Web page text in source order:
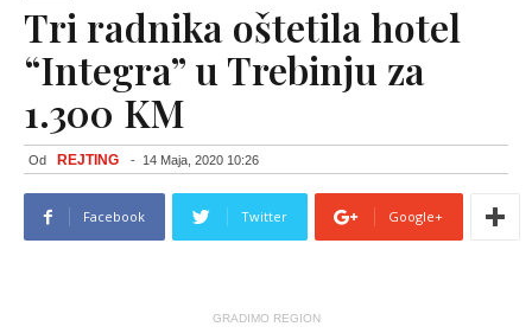
Tri radnika oštetila hotel
“Integra” u Trebinju za
1.300 KM
Od REJTING - 14 Maja, 2020 10:26
Facebook Twitter Google+
GRADIMO REGION